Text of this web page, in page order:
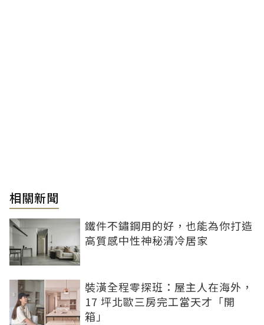
相關新聞
鐵件不鏽鋼用的好，也能為你打造
高質感中性神秘清冷居家
裝潢全程零探班：屋主人在海外，
17 坪北歐三房完工當天才「開
箱」